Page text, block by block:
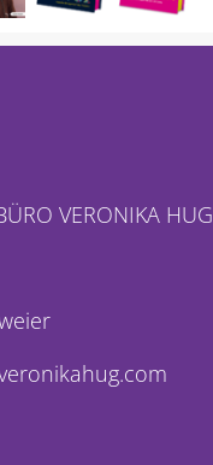
VERONIKA HUG